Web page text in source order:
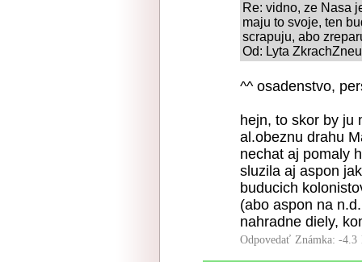
Re: vidno, ze Nasa
maju to svoje, ten
scrapuju, abo
Od: Lyta
^^ osadenstvo,
hejn, to skor by ju
al.obeznu drahu
nechat aj pomaly
sluzila aj aspon
buducich
(abo aspon na
nahradne diely,
Odpovedať Známka: -4.3